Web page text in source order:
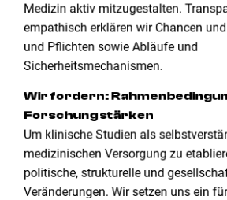
Medizin aktiv mitzugestalten.
empathisch erklären wir Chancen
und Pflichten sowie Abläufe und
Sicherheitsmechanismen.
Wir fordern:
Forschung stärken
Um klinische Studien als
medizinischen Versorgung zu
politische, strukturelle und
Veränderungen. Wir setzen uns ein